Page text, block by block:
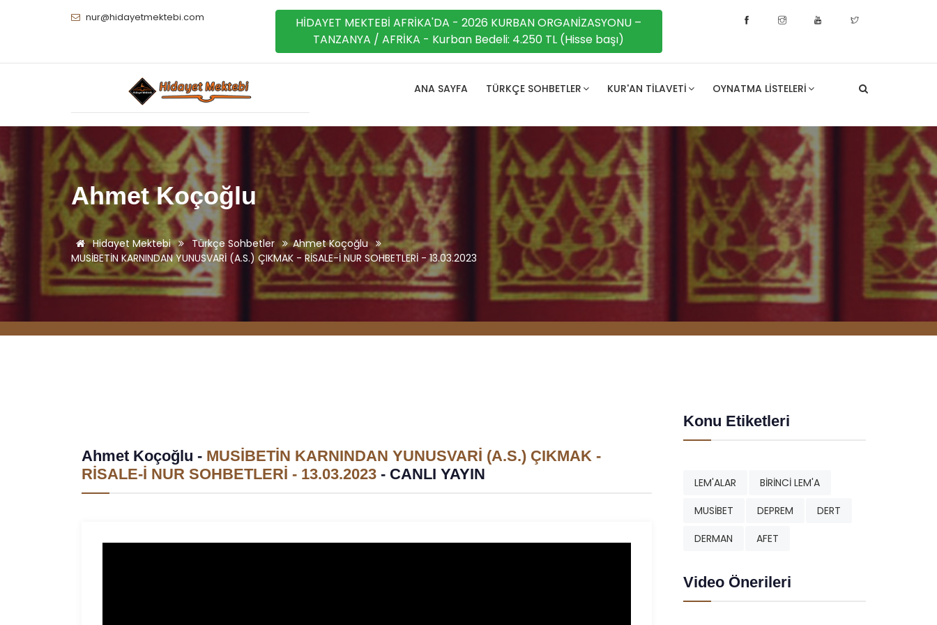
nur@hidayetmektebi.com
HİDAYET MEKTEBİ AFRİKA'DA - 2026 KURBAN ORGANİZASYONU –
TANZANYA / AFRİKA - Kurban Bedeli: 4.250 TL (Hisse başı)
ANA SAYFA TÜRKÇE SOHBETLER KUR'AN TILAVETI OYNATMA LISTELERI
Ahmet Koçoğlu
Hidayet Mektebi Türkçe Sohbetler
Ahmet Koçoğlu
MUSİBETİN KARNINDAN YUNUSVARİ (A.S.) ÇIKMAK - RİSALE-İ NUR SOHBETLERİ - 13.03.2023
Ahmet Koçoğlu - MUSİBETİN KARNINDAN YUNUSVARİ (A.S.) ÇIKMAK -
RİSALE-İ NUR SOHBETLERİ - 13.03.2023 - CANLI YAYIN
Konu Etiketleri
LEM'ALAR
BİRİNCİ LEM'A
MUSİBET
DEPREM
DERT
DERMAN
AFET
Video Önerileri